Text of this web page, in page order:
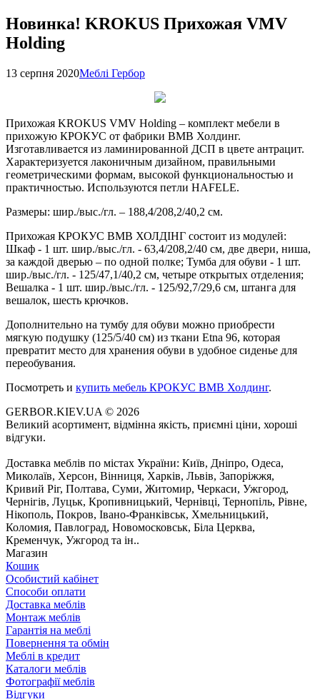
Новинка! KROKUS Прихожая VMV
Holding
13 серпня 2020Меблі Гербор
Прихожая KROKUS VMV Holding – комплект мебели в
прихожую КРОКУС от фабрики BMB Холдинг.
Изготавливается из ламинированной ДСП в цвете антрацит.
Характеризуется лаконичным дизайном, правильными
геометрическими формам, высокой функциональностью и
практичностью. Используются петли HAFELE.
Размеры: шир./выс./гл. – 188,4/208,2/40,2 см.
Прихожая КРОКУС BMB ХОЛДIНГ состоит из модулей:
Шкаф - 1 шт. шир./выс./гл. - 63,4/208,2/40 см, две двери, ниша,
за каждой дверью – по одной полке; Тумба для обуви - 1 шт.
шир./выс./гл. - 125/47,1/40,2 см, четыре открытых отделения;
Вешалка - 1 шт. шир./выс./гл. - 125/92,7/29,6 см, штанга для
вешалок, шесть крючков.
Дополнительно на тумбу для обуви можно приобрести
мягкую подушку (125/5/40 см) из ткани Etna 96, которая
превратит место для хранения обуви в удобное сиденье для
переобувания.
Посмотреть и купить мебель КРОКУС BMB Холдинг.
GERBOR.KIEV.UA © 2026
Великий асортимент, відмінна якість, приємні ціни, хороші
відгуки.
Доставка меблів по містах України: Київ, Дніпро, Одеса,
Миколаїв, Херсон, Вінниця, Харків, Львів, Запоріжжя,
Кривий Ріг, Полтава, Суми, Житомир, Черкаси, Ужгород,
Чернігів, Луцьк, Кропивницький, Чернівці, Тернопіль, Рівне,
Нікополь, Покров, Івано-Франківськ, Хмельницький,
Коломия, Павлоград, Новомосковськ, Біла Церква,
Кременчук, Ужгород та ін..
Магазин
Кошик
Особистий кабінет
Способи оплати
Доставка меблів
Монтаж меблів
Гарантія на меблі
Повернення та обмін
Меблі в кредит
Каталоги меблів
Фотографії меблів
Відгуки